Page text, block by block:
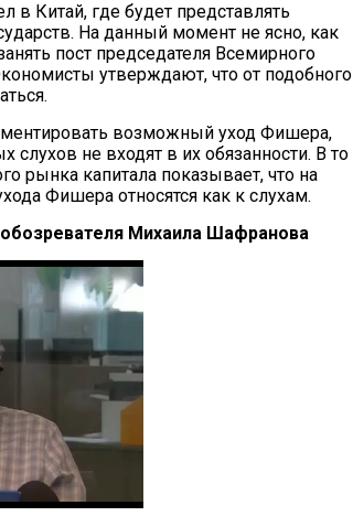
Китай, где будет представлять
На данный момент не ясно, как
пост председателя Всемирного
утверждают, что от подобного
возможный уход Фишера,
слухов не входят в их обязанности. В то
рынка капитала показывает, что на
Фишера относятся как к слухам.
Михаила Шафранова